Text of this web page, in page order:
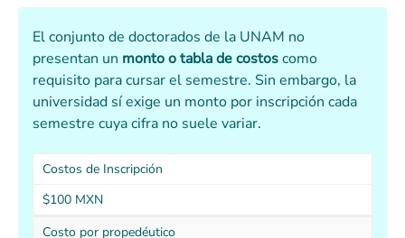
El conjunto de doctorados de la UNAM no
presentan un monto o tabla de costoscomo
requisito para cursar el semestre. Sin embargo, la
universidad sí exige un monto por inscripción cada
semestre cuya cifra no suele variar.
Costos de Inscripción
$100 MXN
Costo por propedéutico